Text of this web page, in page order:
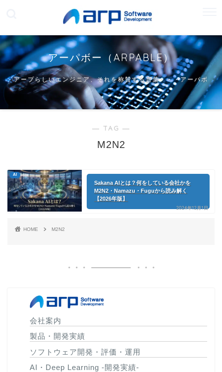
アーパボー（ARPABLE）
アープらしいエンジニア、それを称賛する言葉・・・アーパボ
ー
― TAG ―
M2N2
AI
Sakana AIとは？何をしている会社かを
M2N2・Namazu・Fuguから読み解く
【2026年版】
2024年12月1日
HOME M2N2
会社案内
製品・開発実績
ソフトウェア開発・評価・運用
AI・Deep Learning -開発実績-